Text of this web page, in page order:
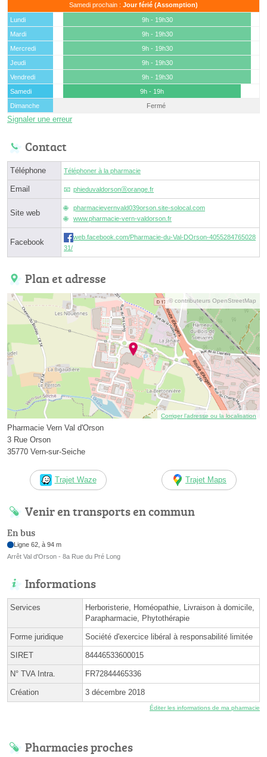
Samedi prochain : Jour férié (Assomption)
Lundi
9h - 19h30
Mardi
9h - 19h30
Mercredi
9h - 19h30
Jeudi
9h - 19h30
Vendredi
9h - 19h30
Samedi
9h - 19h
Dimanche
Fermé
Signaler une erreur
Contact
Téléphone Téléphoner à la pharmacie
Email phieduvaldorsonⓐorange.fr
Site web
pharmacievernvald039orson.site-solocal.com
www.pharmacie-vern-valdorson.fr
Facebook
web.facebook.com/Pharmacie-du-Val-DOrson-4055284765028
31/
Plan et adresse
© contributeurs OpenStreetMap
Corriger l’adresse ou la localisation
Pharmacie Vern Val d'Orson
3 Rue Orson
35770 Vern-sur-Seiche
Trajet Waze Trajet Maps
Venir en transports en commun
En bus
Ligne 62, à 94 m
Arrêt Val d'Orson - 8a Rue du Pré Long
Informations
Services
Herboristerie, Homéopathie, Livraison à domicile,
Parapharmacie, Phytothérapie
Forme juridique Société d'exercice libéral à responsabilité limitée
SIRET 84446533600015
N° TVA Intra. FR72844465336
Création 3 décembre 2018
Éditer les informations de ma pharmacie
Pharmacies proches